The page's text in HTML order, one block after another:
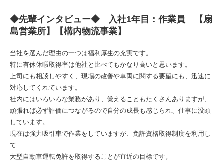
◆先輩インタビュー◆ 入社1年目：作業員 【扇
島営業所】【構内物流事業】
当社を選んだ理由の一つは福利厚生の充実です。
特に有休休暇取得率は他社と比べてもかなり高いと思います。
上司にも相談しやすく、現場の改善や車両に関する要望にも、迅速に
対応してくれています。
社内にはいろいろな業務があり、覚えることもたくさんありますが、
頑張れば必ず評価につながるので自分の成長も感じられ、仕事に没頭
しています。
現在は強力吸引車で作業をしていますが、免許資格取得制度を利用し
て
大型自動車運転免許を取得することが直近の目標です。